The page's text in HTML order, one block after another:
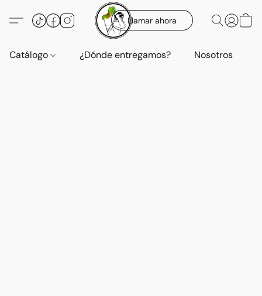
Llamar ahora
Catálogo ¿Dónde entregamos? Nosotros